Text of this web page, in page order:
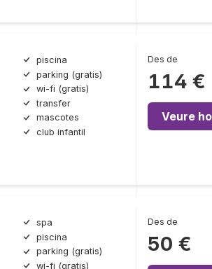
piscina
parking (gratis)
wi-fi (gratis)
transfer
mascotes
club infantil
Des de
114 €
Veure
spa
piscina
parking (gratis)
wi-fi (gratis)
Des de
50 €